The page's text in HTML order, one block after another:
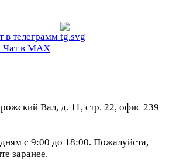
в телеграмм
Чат в МАХ
Вал, д. 11, стр. 22, офис 239
с 9:00 до 18:00. Пожалуйста,
заранее.